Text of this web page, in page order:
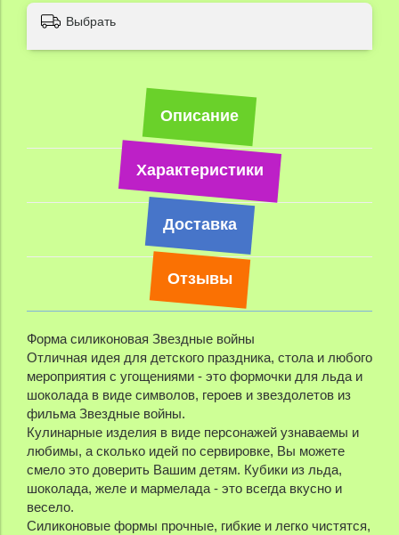
Выбрать
Описание
Характеристики
Доставка
Отзывы
Форма силиконовая Звездные войны
Отличная идея для детского праздника, стола и любого
мероприятия с угощениями - это формочки для льда и
шоколада в виде символов, героев и звездолетов из
фильма Звездные войны.
Кулинарные изделия в виде персонажей узнаваемы и
любимы, а сколько идей по сервировке, Вы можете
смело это доверить Вашим детям. Кубики из льда,
шоколада, желе и мармелада - это всегда вкусно и
весело.
Силиконовые формы прочные, гибкие и легко чистятся,